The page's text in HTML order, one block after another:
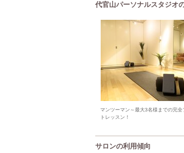
代官山パーソナルスタジオ
マンツーマン～最大3名様までの完全
トレッスン！
サロンの利用傾向